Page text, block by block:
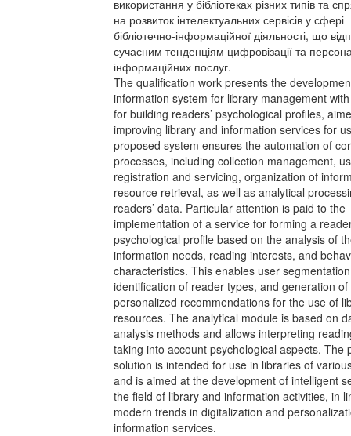
використання у бібліотеках різних типів та
на розвиток інтелектуальних сервісів у сфері
бібліотечно-інформаційної діяльності, що
сучасним тенденціям цифровізації та
інформаційних послуг.
The qualification work presents the
information system for library management
for building readers’ psychological profiles,
improving library and information services for
proposed system ensures the automation of
processes, including collection management,
registration and servicing, organization of
resource retrieval, as well as analytical
readers’ data. Particular attention is paid to the
implementation of a service for forming a
psychological profile based on the analysis of
information needs, reading interests, and
characteristics. This enables user
identification of reader types, and generation of
personalized recommendations for the use of
resources. The analytical module is based on
analysis methods and allows interpreting
taking into account psychological aspects. The
solution is intended for use in libraries of
and is aimed at the development of intelligent
the field of library and information activities, in
modern trends in digitalization and
information services.